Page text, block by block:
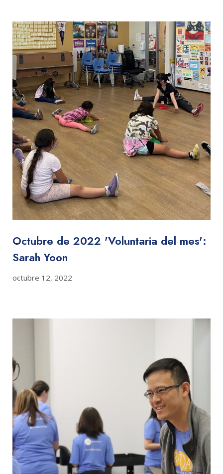
Octubre de 2022 'Voluntaria del mes':
Sarah Yoon
octubre 12, 2022